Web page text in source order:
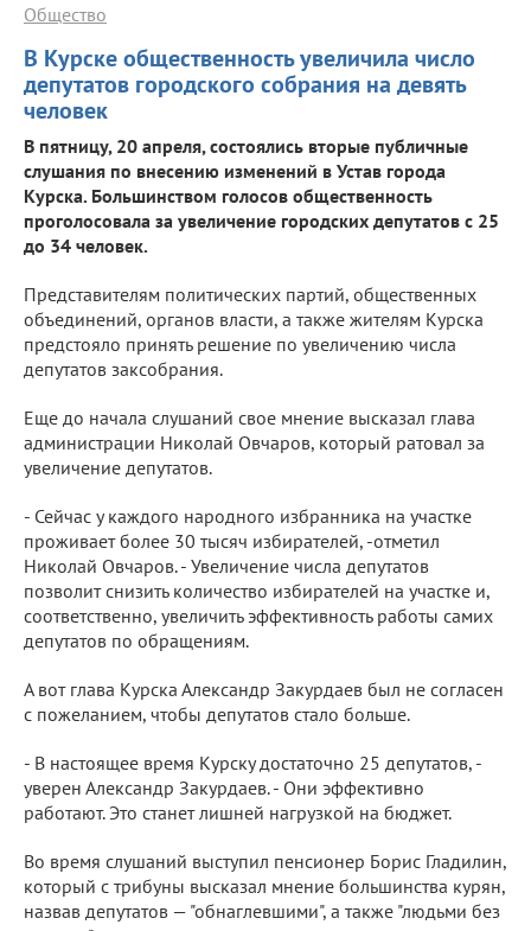
В Курске общественность увеличила число
депутатов городского собрания на девять
человек
Общество
В пятницу, 20 апреля, состоялись вторые публичные
слушания по внесению изменений в Устав города
Курска. Большинством голосов общественность
проголосовала за увеличение городских депутатов с 25
до 34 человек.
Представителям политических партий, общественных
объединений, органов власти, а также жителям Курска
предстояло принять решение по увеличению числа
депутатов заксобрания.
Еще до начала слушаний свое мнение высказал глава
администрации Николай Овчаров, который ратовал за
увеличение депутатов.
- Сейчас у каждого народного избранника на участке
проживает более 30 тысяч избирателей, -отметил
Николай Овчаров. - Увеличение числа депутатов
позволит снизить количество избирателей на участке и,
соответственно, увеличить эффективность работы самих
депутатов по обращениям.
А вот глава Курска Александр Закурдаев был не согласен
с пожеланием, чтобы депутатов стало больше.
- В настоящее время Курску достаточно 25 депутатов, -
уверен Александр Закурдаев. - Они эффективно
работают. Это станет лишней нагрузкой на бюджет.
Во время слушаний выступил пенсионер Борис Гладилин,
который с трибуны высказал мнение большинства курян,
назвав депутатов — "обнаглевшими", а также "людьми без